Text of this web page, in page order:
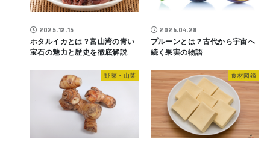
2025.12.15
ホタルイカとは？富山湾の青い
宝石の魅力と歴史を徹底解説
2026.04.28
プルーンとは？古代から宇宙へ
続く果実の物語
野菜・山菜 食材図鑑